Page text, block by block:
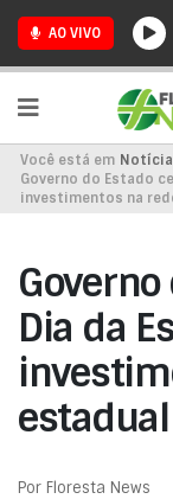
AO VIVO
Você está em
Governo do Estado
investimentos na
Dia da
estadual
Por Floresta News